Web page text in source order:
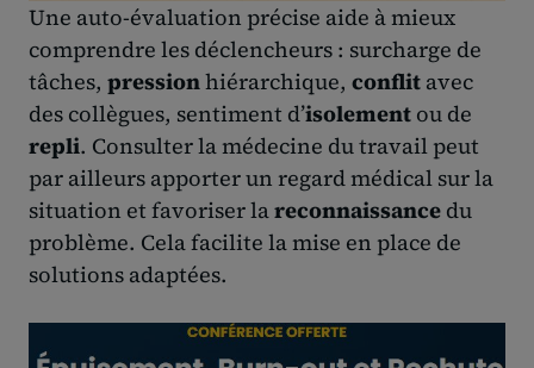
Une auto-évaluation précise aide à mieux
comprendre les déclencheurs : surcharge de
tâches, pressionhiérarchique, conflit avec
des collègues, sentiment d’isolement ou de
repli. Consulter la médecine du travail peut
par ailleurs apporter un regard médical sur la
situation et favoriser lareconnaissance du
problème. Cela facilite la mise en place de
solutions adaptées.